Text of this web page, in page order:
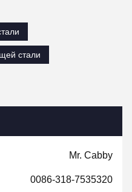
стали
Mr. Cabby
0086-318-7535320